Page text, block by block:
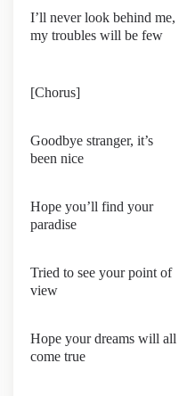
I’ll never look behind me,
my troubles will be few
[Chorus]
Goodbye stranger, it’s
been nice
Hope you’ll find your
paradise
Tried to see your point of
view
Hope your dreams will all
come true